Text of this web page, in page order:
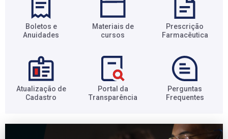
Boletos e
Anuidades​
Materiais de
cursos​
Prescrição
Farmacêutica​
Atualização de
Cadastro​
Portal da
Transparência​
Perguntas
Frequentes​